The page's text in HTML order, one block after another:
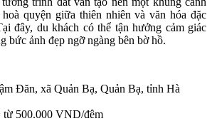
quyện giữa thiên nhiên và văn hóa đặc
đây, du khách có thể tận hưởng cảm giác
bức ảnh đẹp ngỡ ngàng bên bờ hồ.
Đăn, xã Quản Bạ, Quản Bạ, tỉnh Hà
từ 500.000 VND/đêm